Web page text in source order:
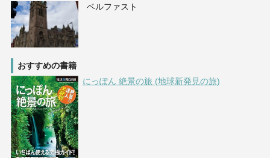
ベルファスト
おすすめの書籍
にっぽん 絶景の旅 (地球新発見の旅)